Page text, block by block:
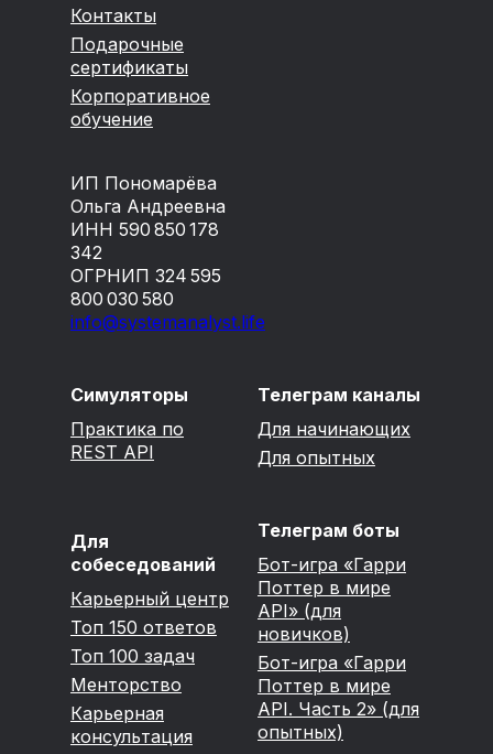
Контакты
Подарочные
сертификаты
Корпоративное
обучение
ИП Пономарёва
Ольга Андреевна
ИНН 590 850 178
342
ОГРНИП 324 595
800 030 580
info@systemanalyst.life
Симуляторы
Практика по
REST API
Для
собеседований
Карьерный центр
Топ 150 ответов
Топ 100 задач
Менторство
Карьерная
консультация
Телеграм каналы
Для начинающих
Для опытных
Телеграм боты
Бот-игра «Гарри
Поттер в мире
API» (для
новичков)
Бот-игра «Гарри
Поттер в мире
API. Часть 2» (для
опытных)